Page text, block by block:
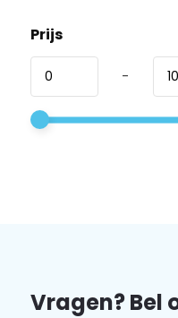
Prijs
-
Vragen? Bel